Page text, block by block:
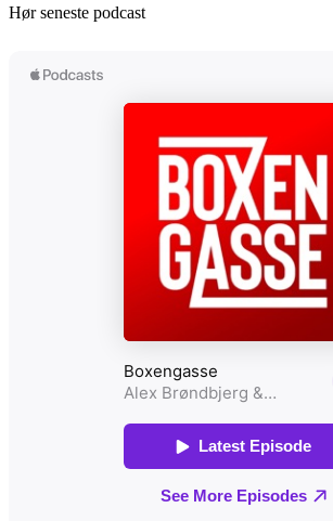
Hør seneste podcast